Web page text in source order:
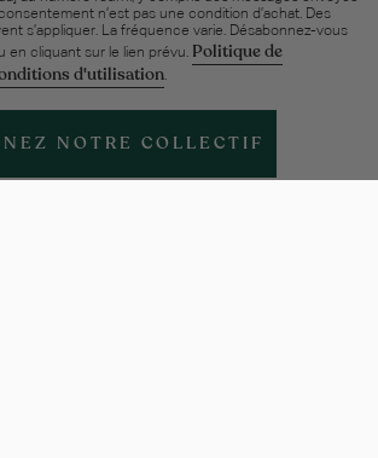
n’est pas une condition d’achat. Des
s’appliquer. La fréquence varie. Désabonnez-vous
en cliquant sur le lien prévu. Politique de
d'utilisation.
NOTRE COLLECTIF